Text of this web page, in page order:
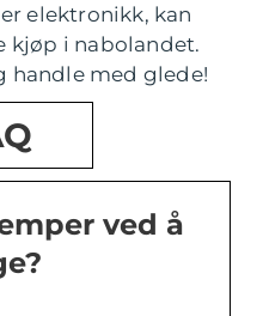
elektronikk, kan
kjøp i nabolandet.
handle med glede!
ved å